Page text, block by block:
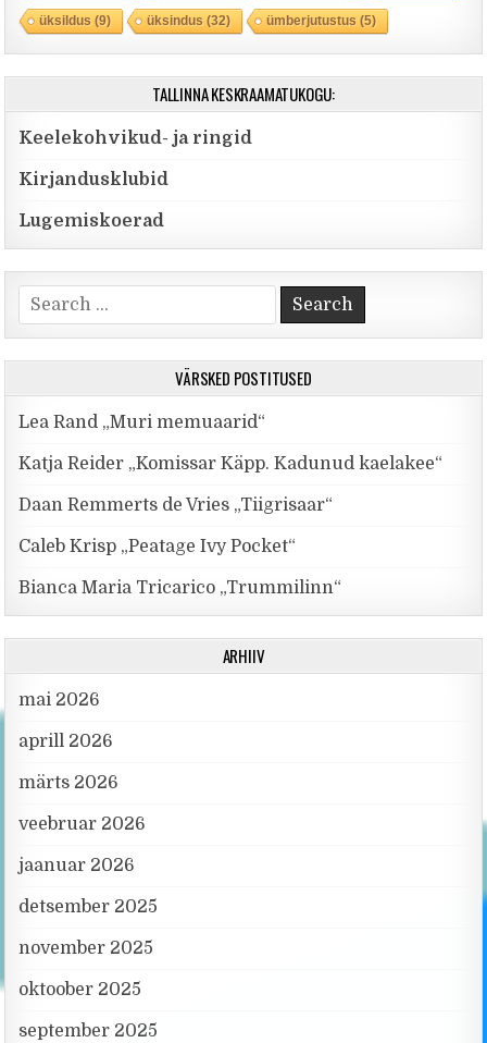
üksildus (9) üksindus (32) ümberjutustus (5)
TALLINNA KESKRAAMATUKOGU:
Keelekohvikud- ja ringid
Kirjandusklubid
Lugemiskoerad
Search for:
VÄRSKED POSTITUSED
Lea Rand „Muri memuaarid“
Katja Reider „Komissar Käpp. Kadunud kaelakee“
Daan Remmerts de Vries „Tiigrisaar“
Caleb Krisp „Peatage Ivy Pocket“
Bianca Maria Tricarico „Trummilinn“
ARHIIV
mai 2026
aprill 2026
märts 2026
veebruar 2026
jaanuar 2026
detsember 2025
november 2025
oktoober 2025
september 2025